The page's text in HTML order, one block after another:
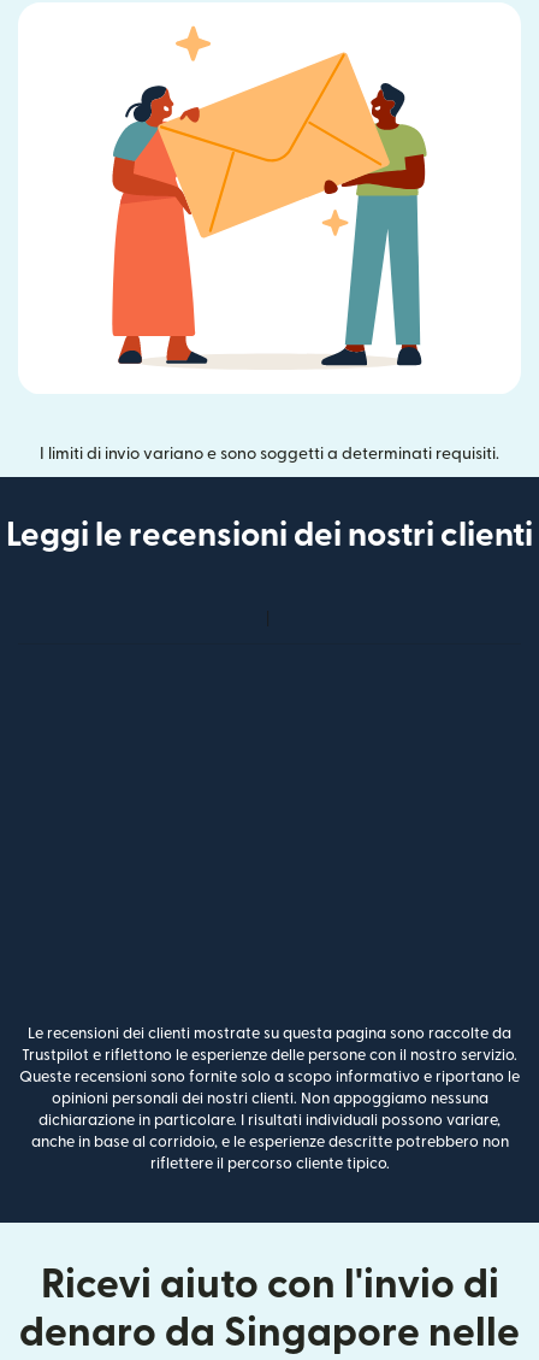
I limiti di invio variano e sono soggetti a determinati requisiti.
Leggi le recensioni dei nostri clienti
Le recensioni dei clienti mostrate su questa pagina sono raccolte da
Trustpilot e riflettono le esperienze delle persone con il nostro servizio.
Queste recensioni sono fornite solo a scopo informativo e riportano le
opinioni personali dei nostri clienti. Non appoggiamo nessuna
dichiarazione in particolare. I risultati individuali possono variare,
anche in base al corridoio, e le esperienze descritte potrebbero non
riflettere il percorso cliente tipico.
Ricevi aiuto con l'invio di
denaro da Singapore nelle